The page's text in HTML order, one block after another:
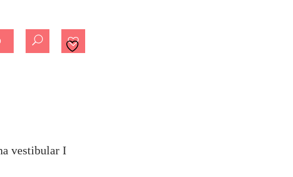
vestibular I